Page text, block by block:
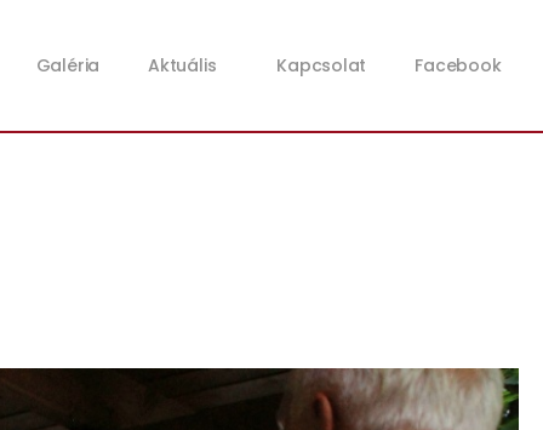
Galéria Aktuális Kapcsolat Facebook